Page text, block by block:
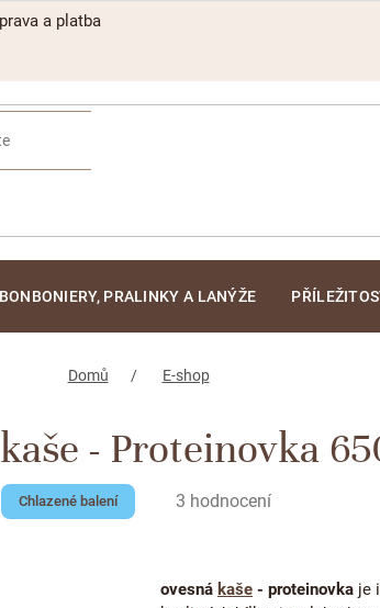
a platba
BONBONIERY, PRALINKY A LANÝŽE
Domů E-shop
- Proteinovka
Chlazené balení
Průměrné
5,0
3 hodnocení
ovesná kaše - proteinovka je